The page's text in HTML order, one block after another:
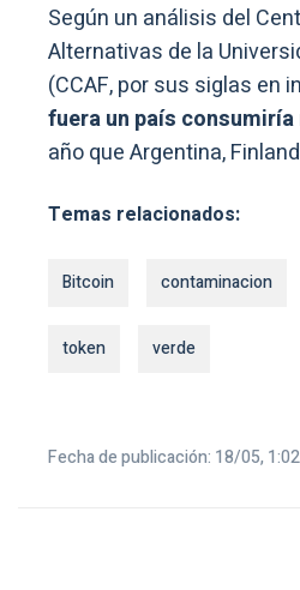
Según un análisis del
Alternativas de la
(CCAF, por sus siglas en
fuera un país
año que Argentina,
Temas relacionados:
Bitcoin contaminacion
token verde
Fecha de publicación: 18/05,